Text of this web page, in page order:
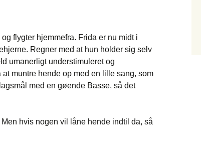
flygter hjemmefra. Frida er nu midt i
Regner med at hun holder sig selv
umanerligt understimuleret og
muntre hende op med en lille sang, som
med en gøende Basse, så det
hvis nogen vil låne hende indtil da, så